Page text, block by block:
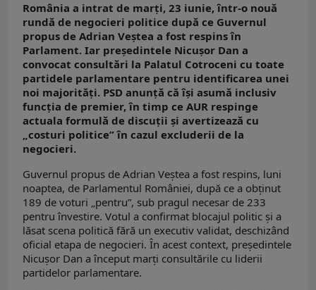
România a intrat de marți, 23 iunie, într-o nouă
rundă de negocieri politice după ce Guvernul
propus de Adrian Veștea a fost respins în
Parlament. Iar președintele Nicușor Dan a
convocat consultări la Palatul Cotroceni cu toate
partidele parlamentare pentru identificarea unei
noi majorități. PSD anunță că își asumă inclusiv
funcția de premier, în timp ce AUR respinge
actuala formulă de discuții și avertizează cu
„costuri politice” în cazul excluderii de la
negocieri.
Guvernul propus de Adrian Veștea a fost respins, luni
noaptea, de Parlamentul României, după ce a obținut
189 de voturi „pentru”, sub pragul necesar de 233
pentru învestire. Votul a confirmat blocajul politic și a
lăsat scena politică fără un executiv validat, deschizând
oficial etapa de negocieri. În acest context, președintele
Nicușor Dan a început marți consultările cu liderii
partidelor parlamentare.